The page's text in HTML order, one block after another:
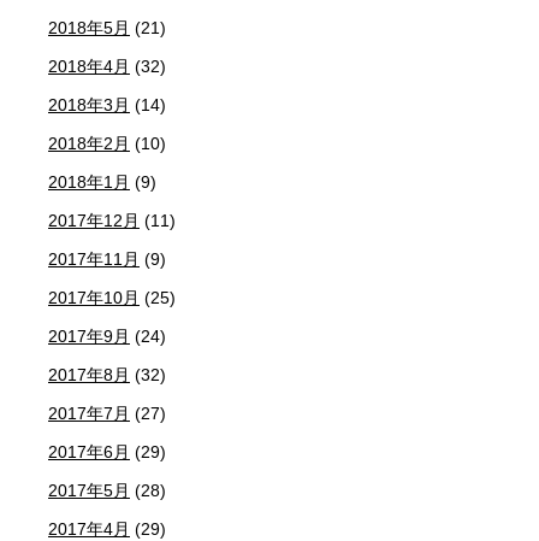
2018年5月 (21)
2018年4月 (32)
2018年3月 (14)
2018年2月 (10)
2018年1月 (9)
2017年12月 (11)
2017年11月 (9)
2017年10月 (25)
2017年9月 (24)
2017年8月 (32)
2017年7月 (27)
2017年6月 (29)
2017年5月 (28)
2017年4月 (29)